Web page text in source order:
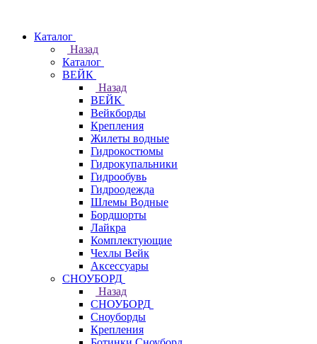
Каталог
Назад
Каталог
ВЕЙК
Назад
ВЕЙК
Вейкборды
Крепления
Жилеты водные
Гидрокостюмы
Гидрокупальники
Гидрообувь
Гидроодежда
Шлемы Водные
Бордшорты
Лайкра
Комплектующие
Чехлы Вейк
Аксессуары
СНОУБОРД
Назад
СНОУБОРД
Сноуборды
Крепления